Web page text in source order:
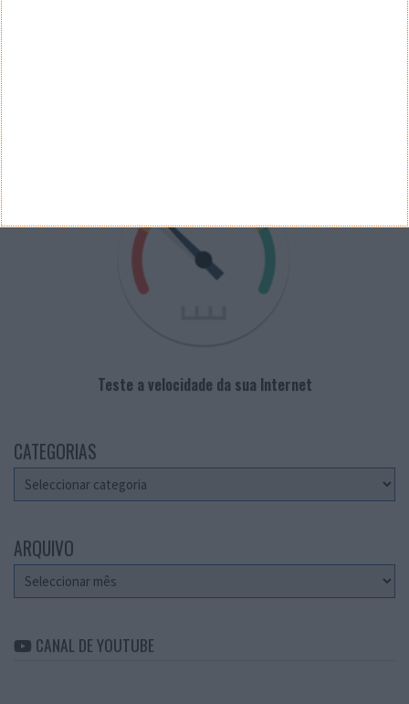
Teste a velocidade da sua Internet
CATEGORIAS
Categorias
ARQUIVO
Arquivo
CANAL DE YOUTUBE